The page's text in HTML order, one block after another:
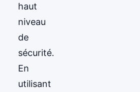
haut
niveau
de
sécurité.
En
utilisant